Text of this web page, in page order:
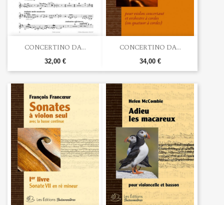
CONCERTINO DA...
32,00 €
CONCERTINO DA...
34,00 €